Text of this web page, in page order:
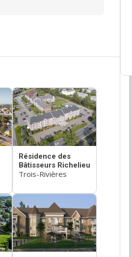
Résidence des
Bâtisseurs Richelieu
Trois-Rivières